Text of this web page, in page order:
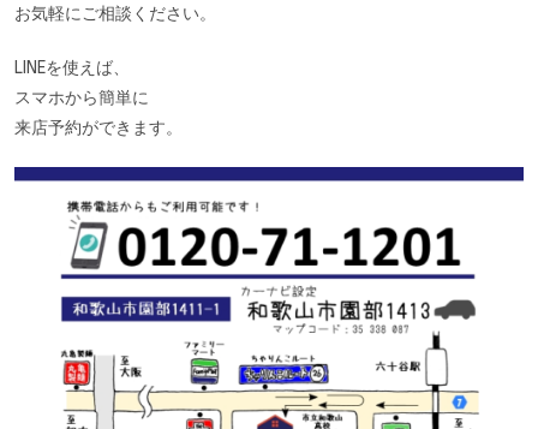
お気軽にご相談ください。
LINEを使えば、
スマホから簡単に
来店予約ができます。